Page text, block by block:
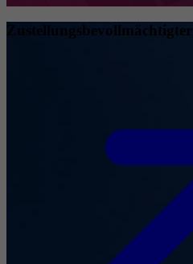
Zustellungsbevollmächtigter